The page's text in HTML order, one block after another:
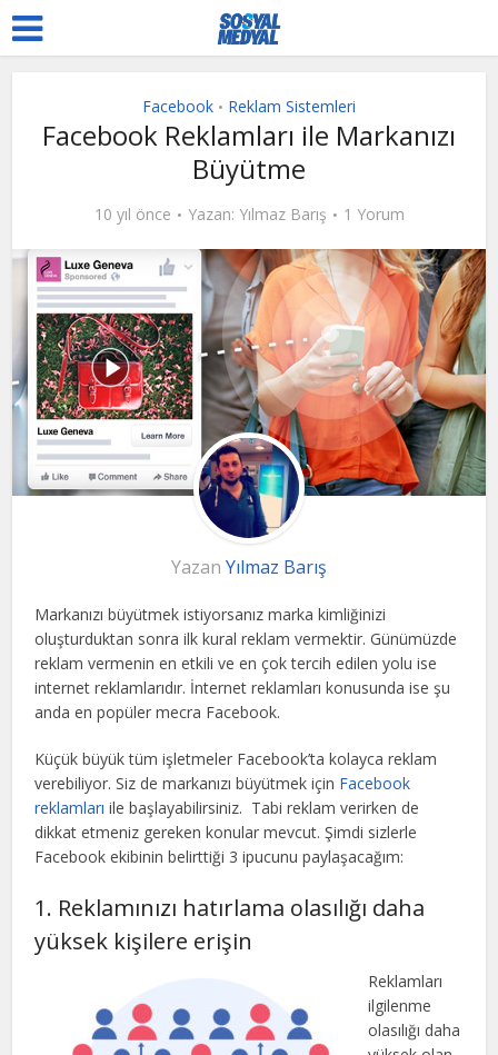
Facebook • Reklam Sistemleri
Facebook Reklamları ile Markanızı
Büyütme
10 yıl önce Yazan: Yılmaz Barış 1 Yorum
Yazan Yılmaz Barış
Markanızı büyütmek istiyorsanız marka kimliğinizi
oluşturduktan sonra ilk kural reklam vermektir. Günümüzde
reklam vermenin en etkili ve en çok tercih edilen yolu ise
internet reklamlarıdır. İnternet reklamları konusunda ise şu
anda en popüler mecra Facebook.
Küçük büyük tüm işletmeler Facebook’ta kolayca reklam
verebiliyor. Siz de markanızı büyütmek için Facebook
reklamları ile başlayabilirsiniz. Tabi reklam verirken de
dikkat etmeniz gereken konular mevcut. Şimdi sizlerle
Facebook ekibinin belirttiği 3 ipucunu paylaşacağım:
1. Reklamınızı hatırlama olasılığı daha
yüksek kişilere erişin
Reklamları
ilgilenme
olasılığı daha